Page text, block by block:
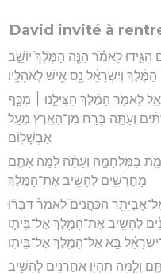
David invité à
הִגִּ֣ידוּ לֵאמֹ֗ר הִנֵּ֤ה הַמֶּ֙לֶךְ֙ יוֹשֵׁ֣ב
וְיִשְׂרָאֵ֔ל נָ֖ס אִ֥ישׁ לְאֹהָלָֽיו׃
לֵאמֹ֑ר הַמֶּ֜לֶךְ הִצִּילָ֣נוּ ׀ מִכַּ֣ף
וְעַתָּ֛ה בָּרַ֥ח מִן־הָאָ֖רֶץ מֵעַ֥ל
אַבְשָׁלֽוֹם׃
מֵ֖ת בַּמִּלְחָמָ֑ה וְעַתָּ֗ה לָמָ֥ה אַתֶּ֛ם
מַחֲרִשִׁ֖ים לְהָשִׁ֥יב אֶת־הַמֶּֽלֶךְ׃
הַכֹּהֲנִים֮ לֵאמֹר֒ דַּבְּר֞וּ
לְהָשִׁ֥יב אֶת־הַמֶּ֖לֶךְ אֶל־בֵּית֑וֹ
בָּ֥א אֶל־הַמֶּ֖לֶךְ אֶל־בֵּיתֽוֹ׃
וְלָ֧מָּה תִהְי֛וּ אַחֲרֹנִ֖ים לְהָשִׁ֥יב